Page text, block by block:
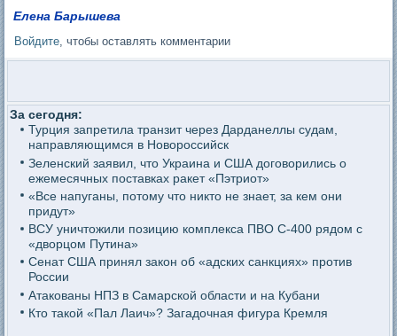
Елена Барышева
Войдите, чтобы оставлять комментарии
За сегодня:
Турция запретила транзит через Дарданеллы судам,
направляющимся в Новороссийск
Зеленский заявил, что Украина и США договорились о
ежемесячных поставках ракет «Пэтриот»
«Все напуганы, потому что никто не знает, за кем они
придут»
ВСУ уничтожили позицию комплекса ПВО С-400 рядом с
«дворцом Путина»
Сенат США принял закон об «адских санкциях» против
России
Атакованы НПЗ в Самарской области и на Кубани
Кто такой «Пал Лаич»? Загадочная фигура Кремля